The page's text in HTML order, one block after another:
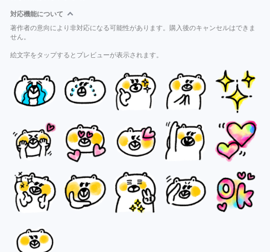
対応機能について
著作者の意向により非対応になる可能性があります。購入後のキャンセルはできま
せん。
絵文字をタップするとプレビューが表示されます。